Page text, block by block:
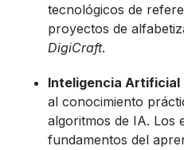
tecnológicos de
proyectos de
DigiCraft.
Inteligencia Artificial
al conocimiento
algoritmos de IA. Los
fundamentos del